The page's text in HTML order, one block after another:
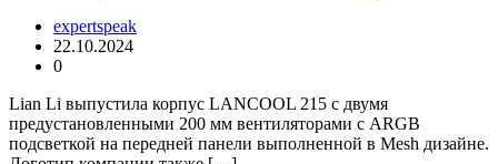
expertspeak
22.10.2024
0
Lian Li выпустила корпус LANCOOL 215 с двумя
предустановленными 200 мм вентиляторами с ARGB
подсветкой на передней панели выполненной в Mesh дизайне.